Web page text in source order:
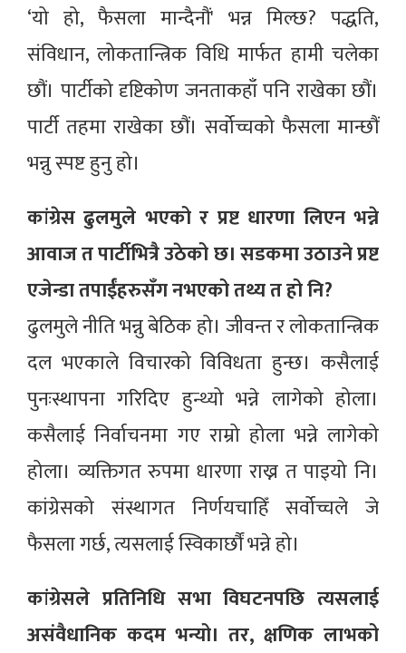
‘यो हो, फैसला मान्दैनौं' भन्न मिल्छ? पद्धति,
संविधान, लोकतान्त्रिक विधि मार्फत हामी चलेका
छौं। पार्टीको दृष्टिकोण जनताकहाँ पनि राखेका छौं।
पार्टी तहमा राखेका छौं। सर्वोच्चको फैसला मान्छौं
भन्नु स्पष्ट हुनु हो।
कांग्रेस ढुलमुले भएको र प्रष्ट धारणा लिएन भन्ने
आवाज त पार्टीभित्रै उठेको छ। सडकमा उठाउने ‍प्रष्ट
एजेन्डा तपाईंहरुसँग नभएको तथ्य त हो नि?
ढुलमुले नीति भन्नु बेठिक हो। जीवन्त र लोकतान्त्रिक
दल भएकाले विचारको विविधता हुन्छ। कसैलाई
पुनःस्थापना गरिदिए हुन्थ्यो भन्ने लागेको होला।
कसैलाई निर्वाचनमा गए राम्रो होला भन्ने लागेको
होला। व्यक्तिगत रुपमा धारणा राख्न त पाइयो नि।
कांग्रेसको संस्थागत निर्णयचाहिँ सर्वोच्चले जे
फैसला गर्छ, त्यसलाई स्विकार्छौं भन्ने हो।
कांग्रेसले प्रतिनिधि सभा विघटनपछि त्यसलाई
असंवैधानिक कदम भन्यो। तर, क्षणिक लाभको